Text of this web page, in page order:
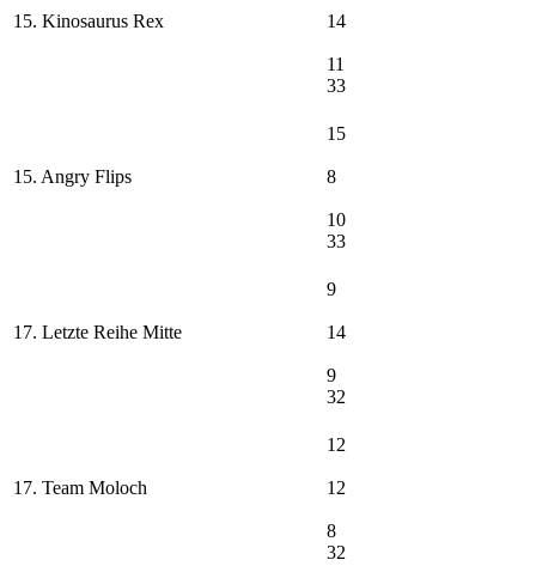
15. Kinosaurus Rex 14
11
33
15. Angry Flips
15
8
10
33
17. Letzte Reihe Mitte
9
14
9
32
17. Team Moloch
12
12
8
32